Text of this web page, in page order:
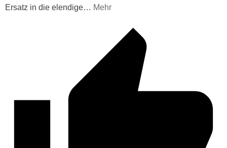
Ersatz in die elendige… Mehr